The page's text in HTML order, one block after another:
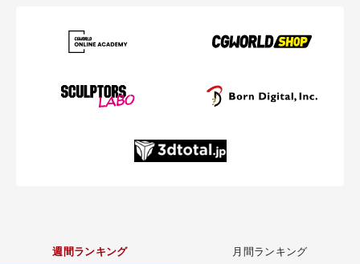
週間ランキング 月間ランキング